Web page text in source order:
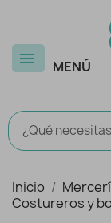
MENÚ
Inicio
Costureros y